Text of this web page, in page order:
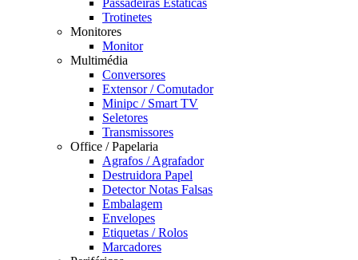
Passadeiras Estáticas
Trotinetes
Monitores
Monitor
Multimédia
Conversores
Extensor / Comutador
Minipc / Smart TV
Seletores
Transmissores
Office / Papelaria
Agrafos / Agrafador
Destruidora Papel
Detector Notas Falsas
Embalagem
Envelopes
Etiquetas / Rolos
Marcadores